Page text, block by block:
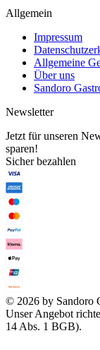
Allgemein
Impressum
Allgemeine
Über uns
Sandoro
Newsletter
Jetzt für unseren
sparen!
Sicher bezahlen
© 2026 by Sandoro
Unser Angebot
14 Abs. 1 BGB).